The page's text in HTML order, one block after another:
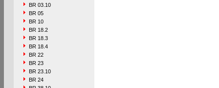
BR 03.10
BR 05
BR 10
BR 18.2
BR 18.3
BR 18.4
BR 22
BR 23
BR 23.10
BR 24